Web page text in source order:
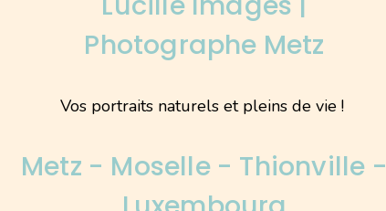
Photographe Metz
Vos portraits naturels et pleins de vie !
Metz - Moselle - Thionville -